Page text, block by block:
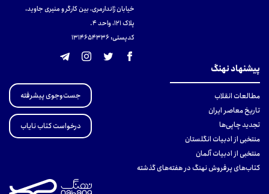
خیابان ژاندارمری، بین کارگر و منیری جاوید،
پلاک 121، واحد ۴.
کدپستی: 131465433۶
پیشنهاد نهنگ
مطالعات انقلاب
تاریخ معاصر ایران
تجدید چاپی‌ها
منتخبی از ادبیات انگلستان
منتخبی از ادبیات آلمان
کتاب‌های پرفروش نهنگ در هفته‌های گذشته
جست‌وجوی پیشرفته
درخواست کتاب نایاب